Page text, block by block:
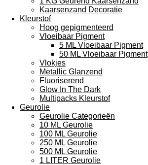
Kaarsenzand Decoratie
Kleurstof
Hoog gepigmenteerd
Vloeibaar Pigment
5 ML Vloeibaar Pigment
50 ML Vloeibaar Pigment
Vlokjes
Metallic Glanzend
Fluoriserend
Glow In The Dark
Multipacks Kleurstof
Geurolie
Geurolie Categorieën
10 ML Geurolie
100 ML Geurolie
250 ML Geurolie
500 ML Geurolie
1 LITER Geurolie